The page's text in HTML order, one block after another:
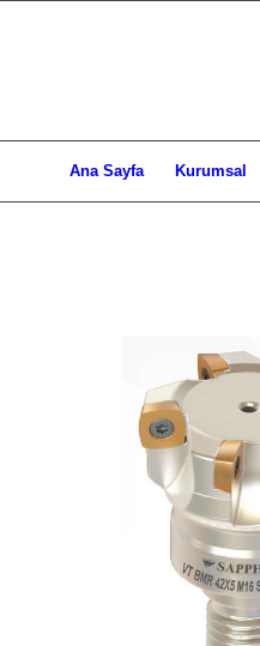
Ana Sayfa Kurumsal